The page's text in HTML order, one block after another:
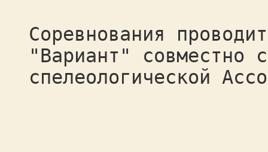
Соревнования
"Вариант" совместно
спелеологической